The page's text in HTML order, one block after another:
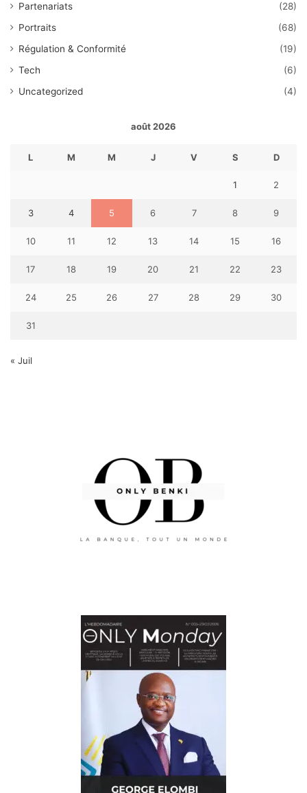
Partenariats
(28)
Portraits
(68)
Régulation & Conformité
(19)
Tech
(6)
Uncategorized
(4)
août 2026
L M M J V S D
1 2
3 4 5 6 7 8 9
10 11 12 13 14 15 16
17 18 19 20 21 22 23
24 25 26 27 28 29 30
31
« Juil